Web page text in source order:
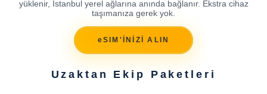
yüklenir, Istanbul yerel ağlarına anında bağlanır. Ekstra cihaz
taşımanıza gerek yok.
eSIM'İNİZİ ALIN
Uzaktan Ekip Paketleri